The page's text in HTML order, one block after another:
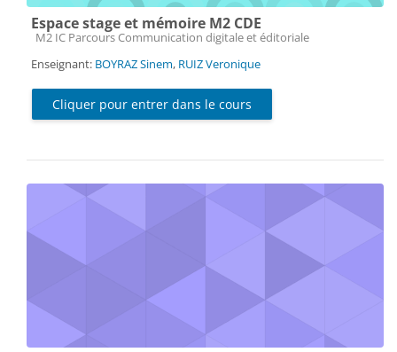
Espace stage et mémoire M2 CDE
Catégorie de cours
M2 IC Parcours Communication digitale et éditoriale
Enseignant: BOYRAZ Sinem, RUIZ Veronique
Cliquer pour entrer dans le cours